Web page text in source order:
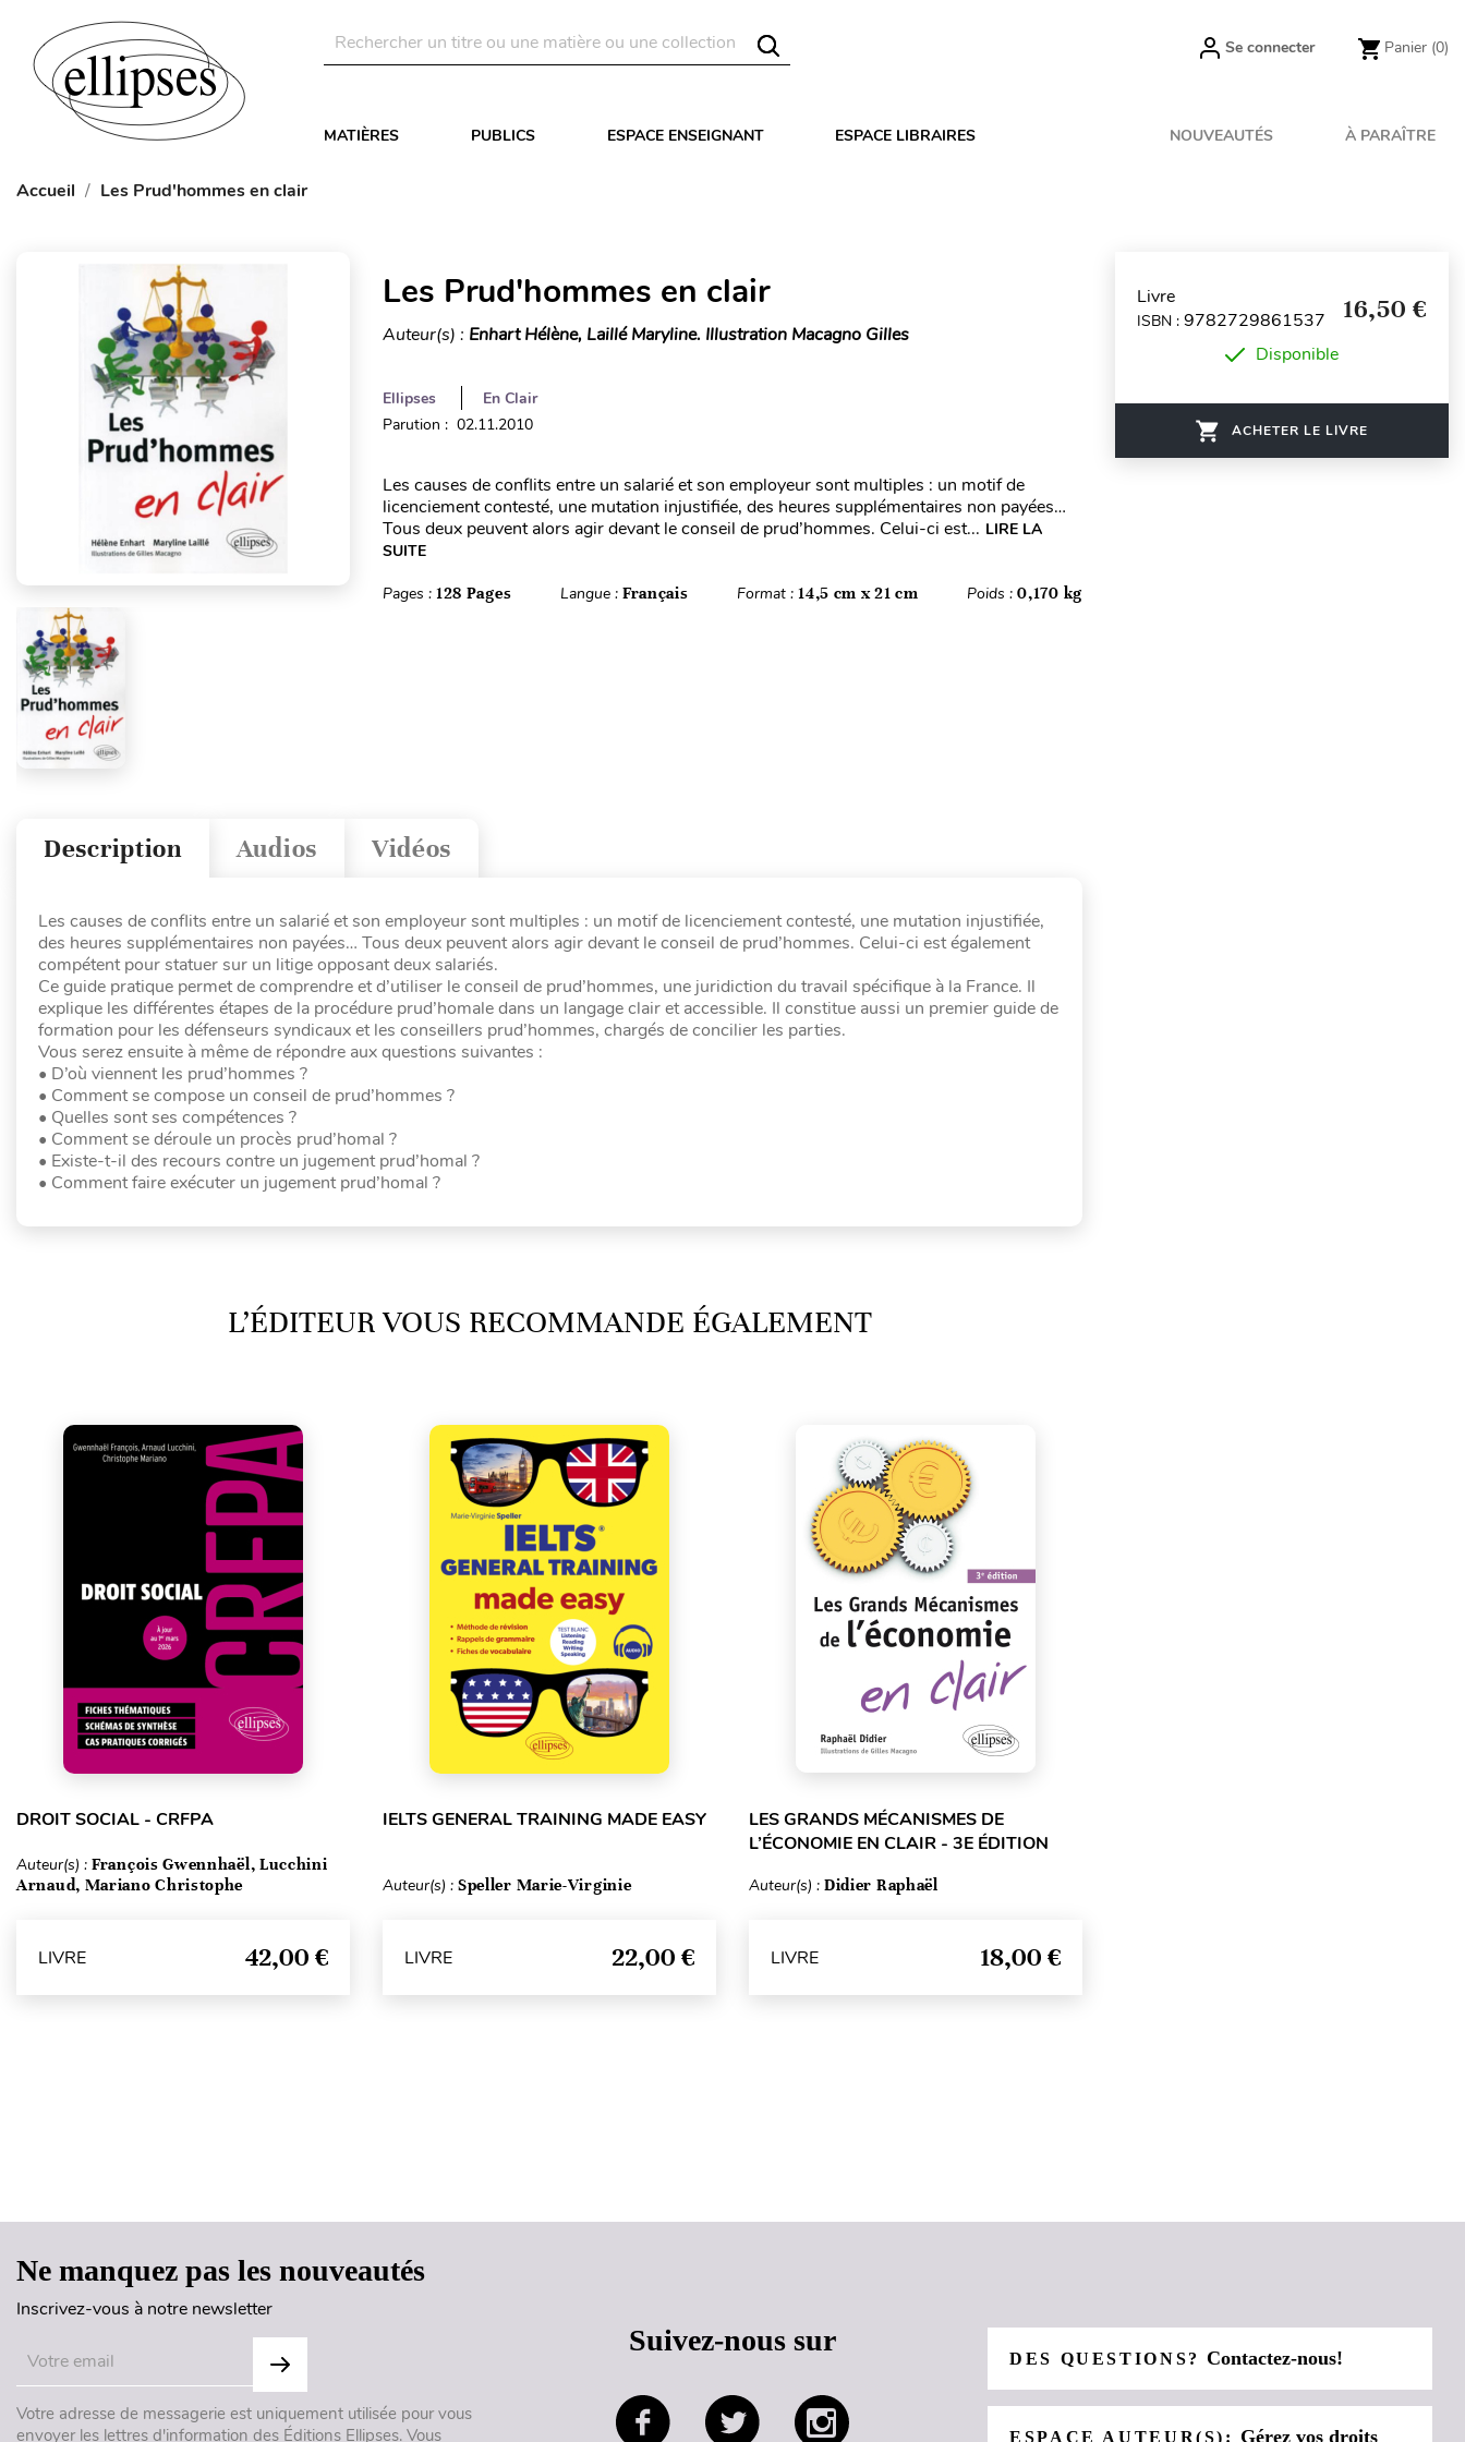
Se connecter Panier (0)
MATIÈRES PUBLICS ESPACE ENSEIGNANT ESPACE LIBRAIRES NOUVEAUTÉS À PARAÎTRE
Accueil Les Prud'hommes en clair
Les Prud'hommes en clair
Auteur(s) : Enhart Hélène, Laillé Maryline. Illustration Macagno Gilles
Ellipses
En Clair
Parution : 02.11.2010
Les causes de conflits entre un salarié et son employeur sont multiples : un motif de
licenciement contesté, une mutation injustifiée, des heures supplémentaires non payées…
Tous deux peuvent alors agir devant le conseil de prud’hommes. Celui-ci est... LIRE LA
SUITE
Pages : 128 Pages Langue : Français Format :14,5 cm x 21 cm Poids :0,170 kg
Vidéos
Audios
Description
Les causes de conflits entre un salarié et son employeur sont multiples : un motif de licenciement contesté, une mutation injustifiée,
des heures supplémentaires non payées… Tous deux peuvent alors agir devant le conseil de prud’hommes. Celui-ci est également
compétent pour statuer sur un litige opposant deux salariés.
Ce guide pratique permet de comprendre et d’utiliser le conseil de prud’hommes, une juridiction du travail spécifique à la France. Il
explique les différentes étapes de la procédure prud’homale dans un langage clair et accessible. Il constitue aussi un premier guide de
formation pour les défenseurs syndicaux et les conseillers prud’hommes, chargés de concilier les parties.
Vous serez ensuite à même de répondre aux questions suivantes :
• D’où viennent les prud’hommes ?
• Comment se compose un conseil de prud’hommes ?
• Quelles sont ses compétences ?
• Comment se déroule un procès prud’homal ?
• Existe-t-il des recours contre un jugement prud’homal ?
• Comment faire exécuter un jugement prud’homal ?
L’ÉDITEUR VOUS RECOMMANDE ÉGALEMENT
DROIT SOCIAL - CRFPA
Auteur(s) : François Gwennhaël, Lucchini
Arnaud, Mariano Christophe
LIVRE 42,00 €
IELTS GENERAL TRAINING MADE EASY
Auteur(s) : Speller Marie-Virginie
LIVRE 22,00 €
LES GRANDS MÉCANISMES DE
L’ÉCONOMIE EN CLAIR - 3E ÉDITION
Auteur(s) : Didier Raphaël
LIVRE 18,00 €
Livre
ISBN : 9782729861537 16,50 €
Disponible
ACHETER LE LIVRE
Ne manquez pas les nouveautés
Inscrivez-vous à notre newsletter
Votre adresse de messagerie est uniquement utilisée pour vous
envoyer les lettres d'information des Éditions Ellipses. Vous
Suivez-nous sur
DES QUESTIONS?Contactez-nous!
ESPACE AUTEUR(S): Gérez vos droits